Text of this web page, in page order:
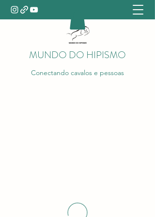
MUNDO DO HIPISMO
Conectando cavalos e pessoas